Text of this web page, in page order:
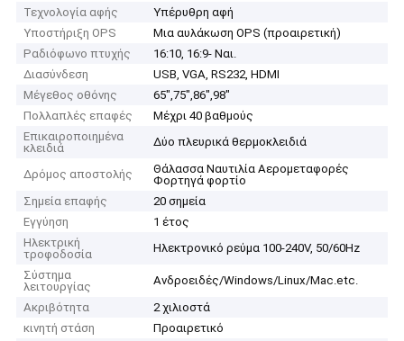
Τεχνολογία αφής
Υπέρυθρη αφή
Υποστήριξη OPS
Μια αυλάκωση OPS (προαιρετική)
Ραδιόφωνο πτυχής
16:10, 16:9- Ναι.
Διασύνδεση
USB, VGA, RS232, HDMI
Μέγεθος οθόνης
65",75",86",98"
Πολλαπλές επαφές
Μέχρι 40 βαθμούς
Επικαιροποιημένα
κλειδιά
Δύο πλευρικά θερμοκλειδιά
Δρόμος αποστολής
Θάλασσα Ναυτιλία Αερομεταφορές
Φορτηγά φορτίο
Σημεία επαφής
20 σημεία
Εγγύηση
1 έτος
Ηλεκτρική
τροφοδοσία
Ηλεκτρονικό ρεύμα 100-240V, 50/60Hz
Σύστημα
λειτουργίας
Ανδροειδές/Windows/Linux/Mac.etc.
Ακριβότητα
2 χιλιοστά
κινητή στάση
Προαιρετικό